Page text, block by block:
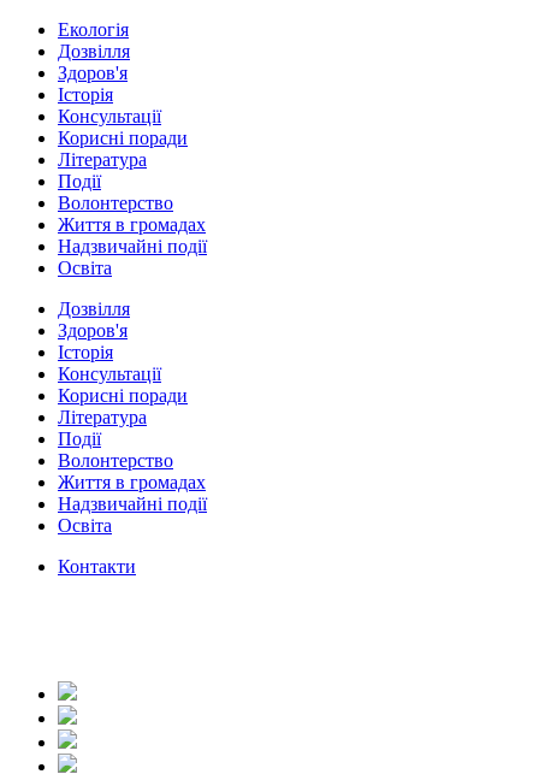
Екологія
Дозвілля
Здоров'я
Історія
Консультації
Корисні поради
Література
Події
Волонтерство
Життя в громадах
Надзвичайні події
Освіта
Дозвілля
Здоров'я
Історія
Консультації
Корисні поради
Література
Події
Волонтерство
Життя в громадах
Надзвичайні події
Освіта
Контакти